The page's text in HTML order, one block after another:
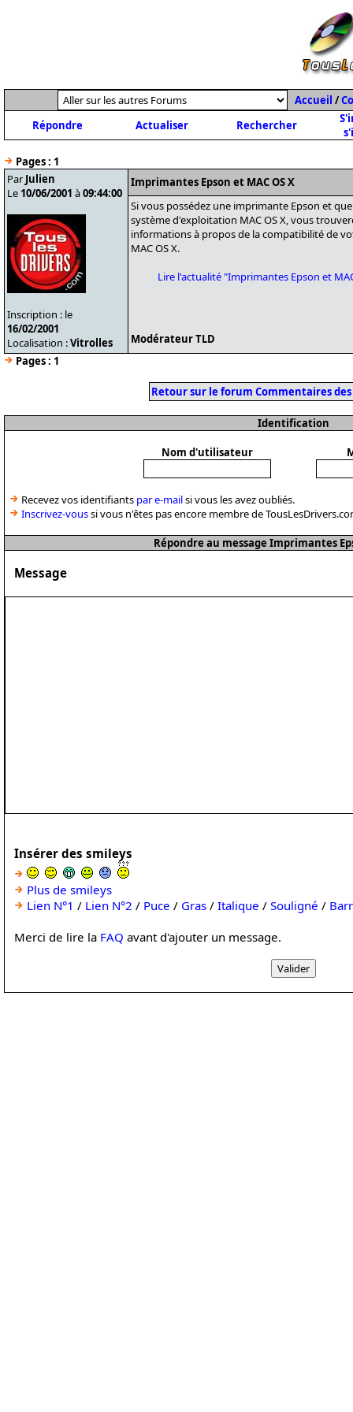
Accueil /
Répondre
Actualiser Rechercher
Pages : 1
Par Julien
Le 10/06/2001 à09:44:00
Inscription : le
16/02/2001
Localisation :Vitrolles
Imprimantes Epson et MAC OS X
Si vous possédez une imprimante Epson et
système d'exploitation MAC OS X, vous
informations à propos de la compatibilité de
MAC OS X.
Lire l'actualité "Imprimantes Epson et
Modérateur TLD
Pages : 1
Retour sur le forum Commentaires
Identification
Nom d'utilisateur
Recevez vos identifiants par e-mailsi vous les avez oubliés.
Inscrivez-voussi vous n'êtes pas encore membre de
Répondre au message Imprimantes
Message
Insérer des smileys
Plus de smileys
Lien N°1 / Lien N°2 / Puce / Gras / Italique / Souligné /
Merci de lire la FAQ avant d'ajouter un message.